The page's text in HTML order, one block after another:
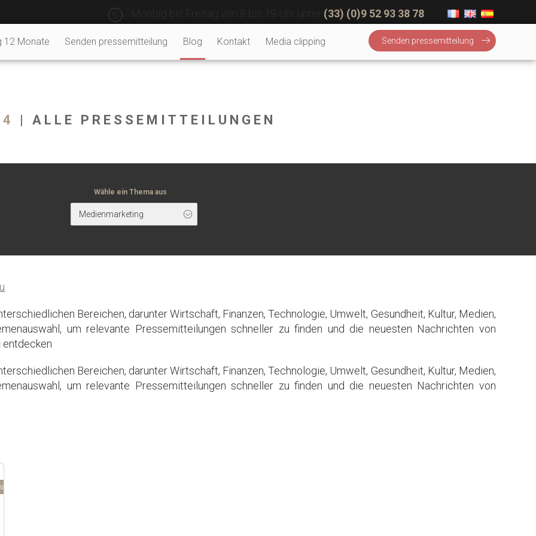
(33) (0)9 52 93 38 78
12 Monate Senden pressemitteilung Blog Kontakt Media clipping Senden pressemitteilung
| ALLE PRESSEMITTEILUNGEN
Wähle ein Thema aus
Medienmarketing
Bereichen, darunter Wirtschaft, Finanzen, Technologie, Umwelt, Gesundheit, Kultur, Medien,
um relevante Pressemitteilungen schneller zu finden und die neuesten Nachrichten von
entdecken
Bereichen, darunter Wirtschaft, Finanzen, Technologie, Umwelt, Gesundheit, Kultur, Medien,
um relevante Pressemitteilungen schneller zu finden und die neuesten Nachrichten von